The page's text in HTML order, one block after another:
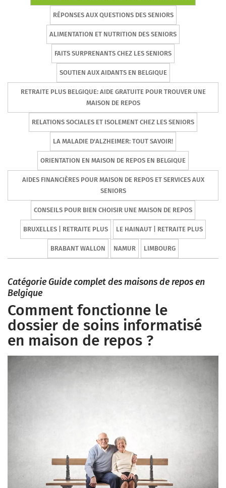
RÉPONSES AUX QUESTIONS DES SENIORS
ALIMENTATION ET NUTRITION DES SENIORS
FAITS SURPRENANTS CHEZ LES SENIORS
SOUTIEN AUX AIDANTS EN BELGIQUE
RETRAITE PLUS BELGIQUE: AIDE GRATUITE POUR TROUVER UNE
MAISON DE REPOS
RELATIONS SOCIALES ET ISOLEMENT CHEZ LES SENIORS
LA MALADIE D'ALZHEIMER: TOUT SAVOIR!
ORIENTATION EN MAISON DE REPOS EN BELGIQUE
AIDES FINANCIÈRES POUR MAISON DE REPOS ET SERVICES AUX
SENIORS
CONSEILS POUR BIEN CHOISIR UNE MAISON DE REPOS
BRUXELLES | RETRAITE PLUS LE HAINAUT | RETRAITE PLUS
BRABANT WALLON NAMUR LIMBOURG
Catégorie Guide complet des maisons de repos en
Belgique
Comment fonctionne le
dossier de soins informatisé
en maison de repos ?